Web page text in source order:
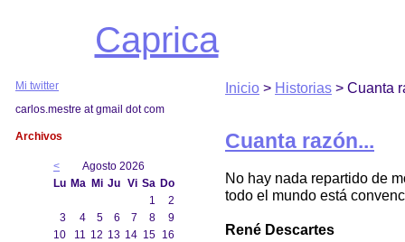
Caprica
Mi twitter
carlos.mestre at gmail dot com
Archivos
<
Agosto 2026
Lu Ma Mi Ju Vi Sa Do
1
2
3
4 5 6 7 8
9
10
11 12 13 14 15 16
Inicio > Historias > Cuanta
Cuanta razón...
No hay nada repartido de
todo el mundo está
René Descartes